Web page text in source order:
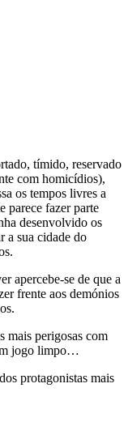
tímido, reservado
com homicídios),
os tempos livres a
parece fazer parte
desenvolvido os
a sua cidade do
apercebe-se de que a
frente aos demónios
mais perigosas com
jogo limpo…
protagonistas mais